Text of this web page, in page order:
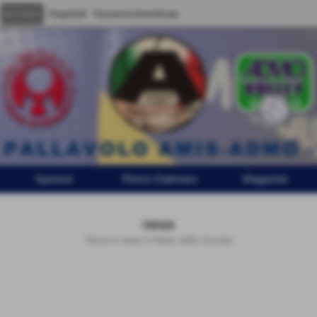
Sponsor Renzo Dalmaso Magazine
news